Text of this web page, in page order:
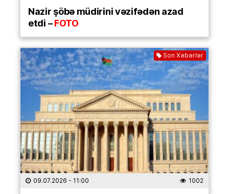
Nazir şöbə müdirini vəzifədən azad
etdi –FOTO
Son Xəbərlər
09.07.2026 - 11:00 1002